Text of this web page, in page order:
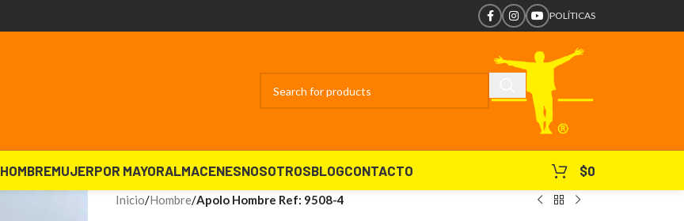
POLÍTICAS
HOMBREMUJERPOR MAYORALMACENESNOSOTROSBLOGCONTACTO $0
Inicio/Hombre/Apolo Hombre Ref: 9508-4